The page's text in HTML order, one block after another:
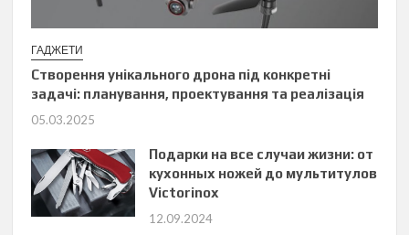
ГАДЖЕТИ
Створення унікального дрона під конкретні
задачі: планування, проектування та реалізація
05.03.2025
Подарки на все случаи жизни: от
кухонных ножей до мультитулов
Victorinox
12.09.2024